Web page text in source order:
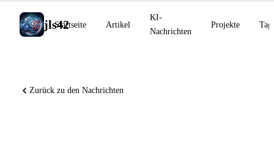
jls42
Startseite Artikel
KI-
Nachrichten
Projekte
Zurück zu den Nachrichten